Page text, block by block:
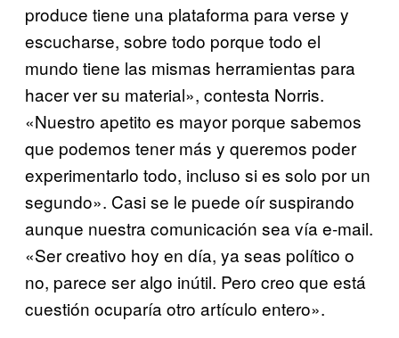
produce tiene una plataforma para verse y
escucharse, sobre todo porque todo el
mundo tiene las mismas herramientas para
hacer ver su material», contesta Norris.
«Nuestro apetito es mayor porque sabemos
que podemos tener más y queremos poder
experimentarlo todo, incluso si es solo por un
segundo». Casi se le puede oír suspirando
aunque nuestra comunicación sea vía e-mail.
«Ser creativo hoy en día, ya seas político o
no, parece ser algo inútil. Pero creo que está
cuestión ocuparía otro artículo entero».